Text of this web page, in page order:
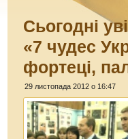
Сьогодні
«7 чудес
фортеці,
29 листопада 2012 о 16:47